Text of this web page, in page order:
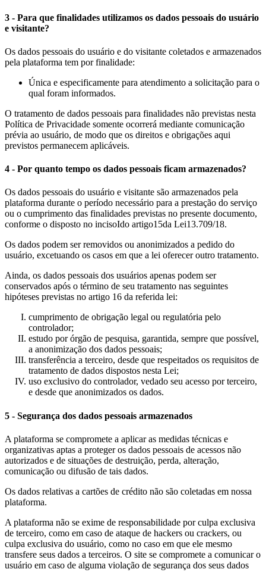
3 - Para que finalidades utilizamos os dados pessoais do usuário
e visitante?
Os dados pessoais do usuário e do visitante coletados e armazenados
pela plataforma tem por finalidade:
Única e especificamente para atendimento a solicitação para o
qual foram informados.
O tratamento de dados pessoais para finalidades não previstas nesta
Política de Privacidade somente ocorrerá mediante comunicação
prévia ao usuário, de modo que os direitos e obrigações aqui
previstos permanecem aplicáveis.
4 - Por quanto tempo os dados pessoais ficam armazenados?
Os dados pessoais do usuário e visitante são armazenados pela
plataforma durante o período necessário para a prestação do serviço
ou o cumprimento das finalidades previstas no presente documento,
conforme o disposto no incisoIdo artigo15da Lei13.709/18.
Os dados podem ser removidos ou anonimizados a pedido do
usuário, excetuando os casos em que a lei oferecer outro tratamento.
Ainda, os dados pessoais dos usuários apenas podem ser
conservados após o término de seu tratamento nas seguintes
hipóteses previstas no artigo 16 da referida lei:
cumprimento de obrigação legal ou regulatória pelo
controlador;
estudo por órgão de pesquisa, garantida, sempre que possível,
a anonimização dos dados pessoais;
transferência a terceiro, desde que respeitados os requisitos de
tratamento de dados dispostos nesta Lei;
uso exclusivo do controlador, vedado seu acesso por terceiro,
e desde que anonimizados os dados.
5 - Segurança dos dados pessoais armazenados
A plataforma se compromete a aplicar as medidas técnicas e
organizativas aptas a proteger os dados pessoais de acessos não
autorizados e de situações de destruição, perda, alteração,
comunicação ou difusão de tais dados.
Os dados relativas a cartões de crédito não são coletadas em nossa
plataforma.
A plataforma não se exime de responsabilidade por culpa exclusiva
de terceiro, como em caso de ataque de hackers ou crackers, ou
culpa exclusiva do usuário, como no caso em que ele mesmo
transfere seus dados a terceiros. O site se compromete a comunicar o
usuário em caso de alguma violação de segurança dos seus dados